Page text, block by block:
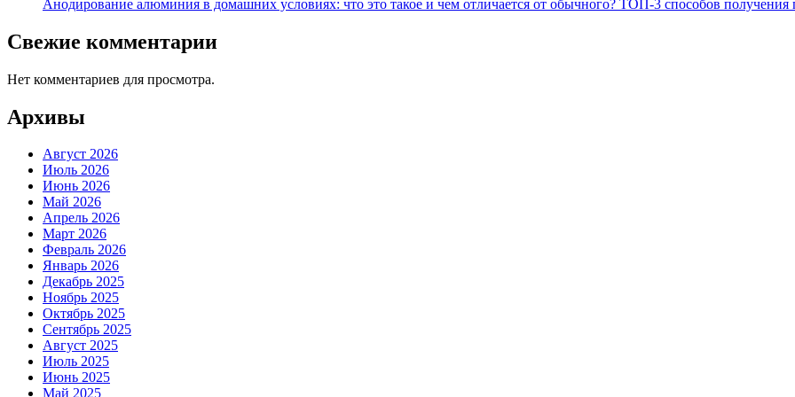
Анодирование алюминия в домашних условиях: что это такое и чем отличается от обычного? ТОП-3 способов получения
Свежие комментарии
Нет комментариев для просмотра.
Архивы
Август 2026
Июль 2026
Июнь 2026
Май 2026
Апрель 2026
Март 2026
Февраль 2026
Январь 2026
Декабрь 2025
Ноябрь 2025
Октябрь 2025
Сентябрь 2025
Август 2025
Июль 2025
Июнь 2025
Май 2025